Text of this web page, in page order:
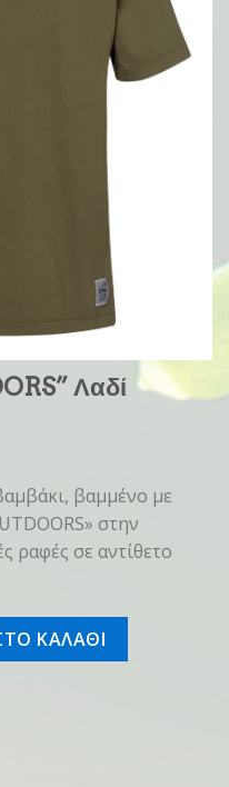
Λαδί
βαμμένο με
στην
ραφές σε αντίθετο
ΚΑΛΑΘΙ